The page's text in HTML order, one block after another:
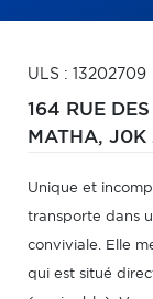
ULS : 13202709
164 RUE
MATHA, J0K
Unique et
transporte dans
conviviale. Elle
qui est situé